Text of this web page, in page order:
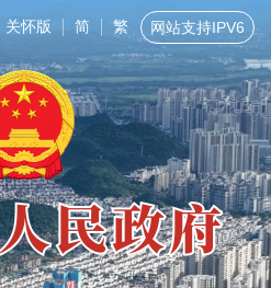
关怀版 简 繁 网站支持IPV6